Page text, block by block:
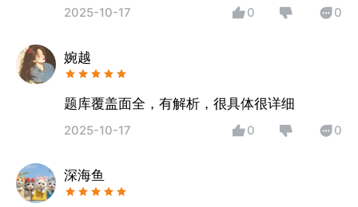
2025-10-17 0 0
婉越
题库覆盖面全，有解析，很具体很详细
2025-10-17 0 0
深海鱼